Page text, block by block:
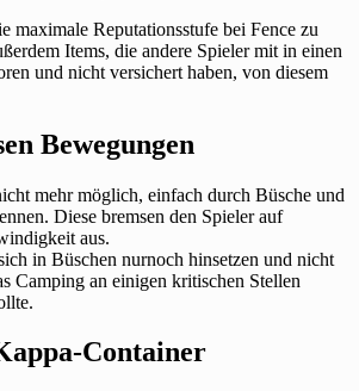
maximale Reputationsstufe bei Fence zu
Items, die andere Spieler mit in einen
und nicht versichert haben, von diesem
Bewegungen
mehr möglich, einfach durch Büsche und
Diese bremsen den Spieler auf
aus.
in Büschen nurnoch hinsetzen und nicht
Camping an einigen kritischen Stellen
Container